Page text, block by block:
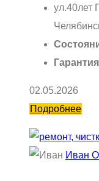
ул.40лет
Гарантия
02.05.2026
Подробнее
Иван